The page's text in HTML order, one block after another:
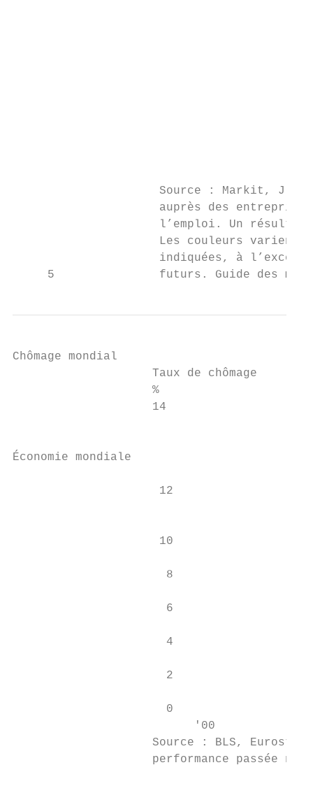
Source : Markit,
auprès des
l’emploi. Un
Les couleurs varient
indiquées, à
5               futurs. Guide des
Chômage mondial
                    Taux de chômage
                    %
                    14
Économie mondiale
                     12
                     10
                      8
                      6
                      4
                      2
                      0
'00
Source : BLS,
performance passée